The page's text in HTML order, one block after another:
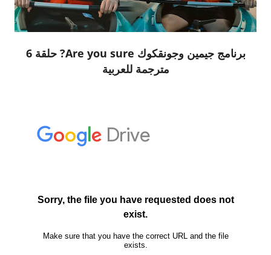
برنامج جيمين وجونقكوك Are you sure? حلقة 6
مترجمة للعربية